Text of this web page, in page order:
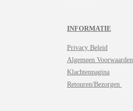
INFORMATIE
Privacy Beleid
Algemeen Voorwaarden
Klachtenpagina
Retouren/Bezorgen